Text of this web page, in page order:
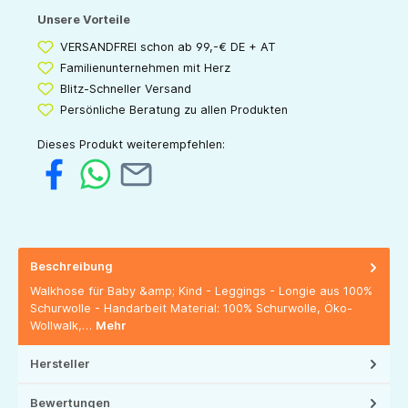
Unsere Vorteile
VERSANDFREI schon ab 99,-€ DE + AT
Familienunternehmen mit Herz
Blitz-Schneller Versand
Persönliche Beratung zu allen Produkten
Dieses Produkt weiterempfehlen:
Beschreibung
Walkhose für Baby &amp; Kind - Leggings - Longie aus 100%
Schurwolle - Handarbeit Material: 100% Schurwolle, Öko-
Wollwalk,… Mehr
Hersteller
Bewertungen